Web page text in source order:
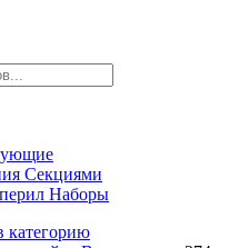
Секциями
Наборы
категорию